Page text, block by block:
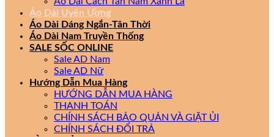
Áo Dài Uyên Ương
Áo Dài Dáng Ngắn-Tân Thời
Áo Dài Nam Truyền Thống
SALE SỐC ONLINE
Sale AD Nam
Sale AD Nữ
Hướng Dẫn Mua Hàng
HƯỚNG DẪN MUA HÀNG
THANH TOÁN
CHÍNH SÁCH BẢO QUẢN VÀ GIẶT ỦI
CHÍNH SÁCH ĐỔI TRẢ